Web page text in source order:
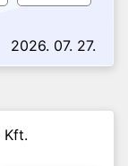
2026. 07. 27.
Kft.